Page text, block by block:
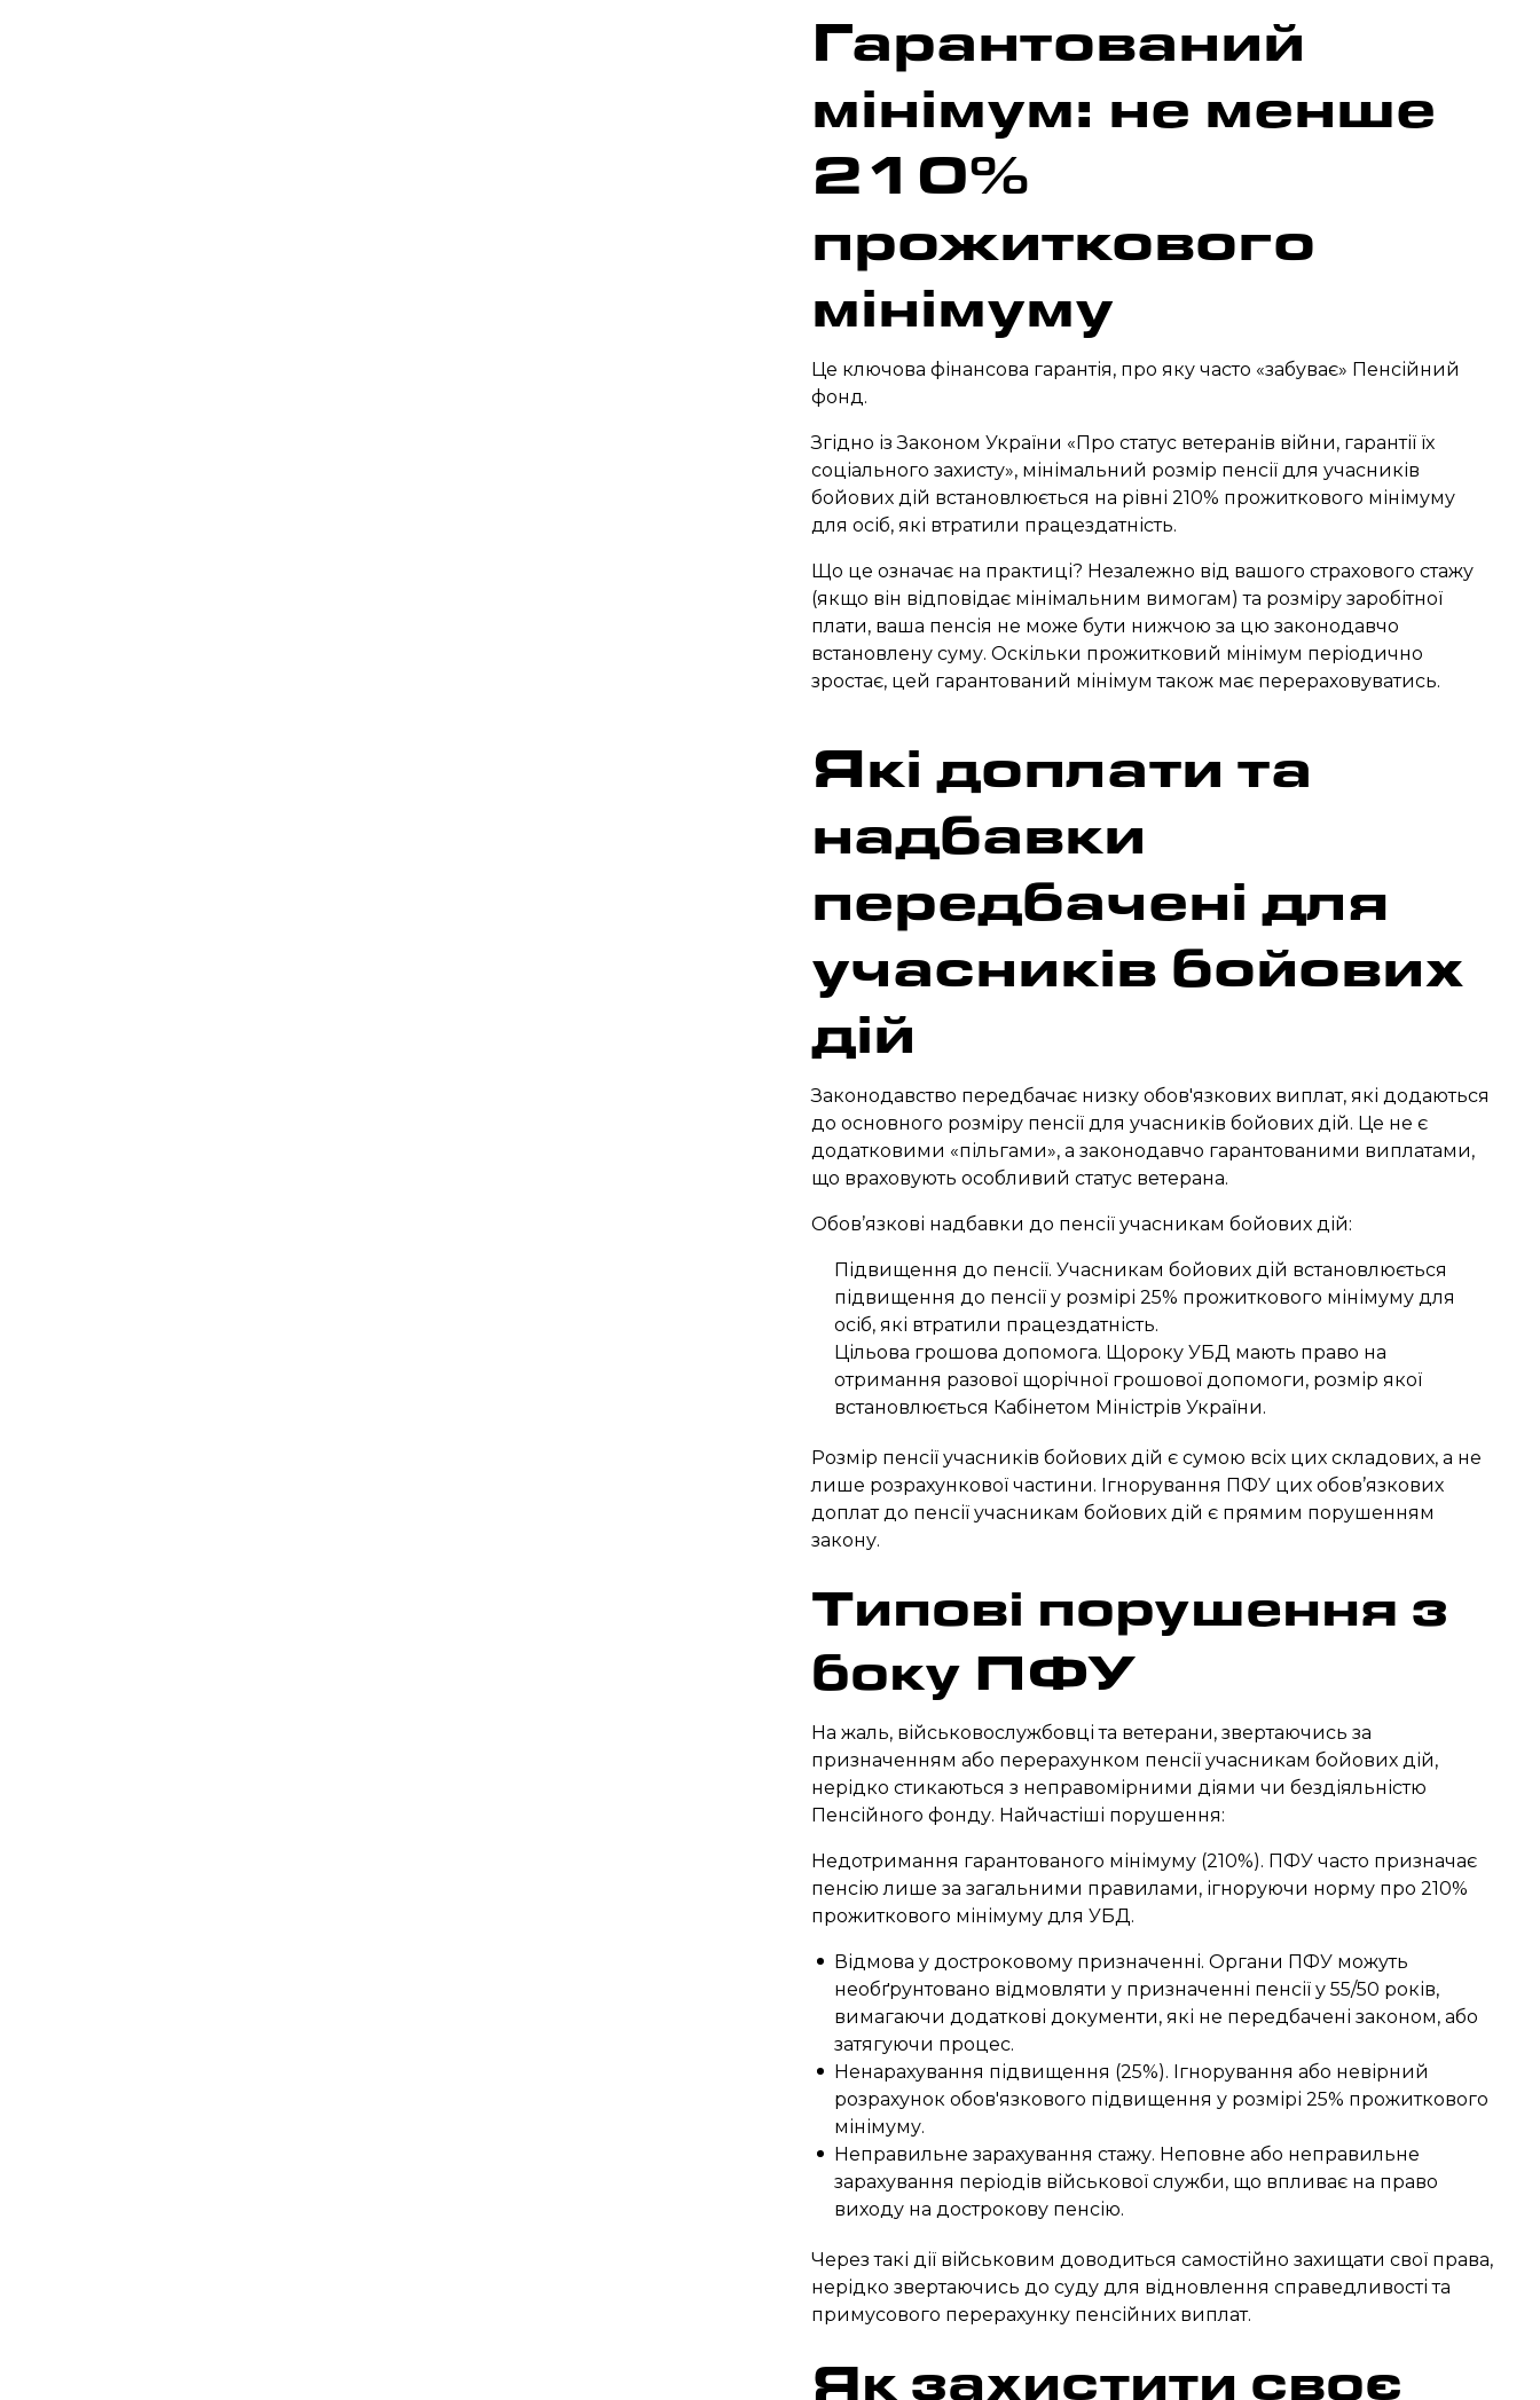
Гарантований
мінімум: не менше
210%
прожиткового
мінімуму
Це ключова фінансова гарантія, про яку часто «забуває» Пенсійний
фонд.
Згідно із Законом України «Про статус ветеранів війни, гарантії їх
соціального захисту», мінімальний розмір пенсії для учасників
бойових дій встановлюється на рівні 210% прожиткового мінімуму
для осіб, які втратили працездатність.
Що це означає на практиці? Незалежно від вашого страхового стажу
(якщо він відповідає мінімальним вимогам) та розміру заробітної
плати, ваша пенсія не може бути нижчою за цю законодавчо
встановлену суму. Оскільки прожитковий мінімум періодично
зростає, цей гарантований мінімум також має перераховуватись.
Які доплати та
надбавки
передбачені для
учасників бойових
дій
Законодавство передбачає низку обов'язкових виплат, які додаються
до основного розміру пенсії для учасників бойових дій. Це не є
додатковими «пільгами», а законодавчо гарантованими виплатами,
що враховують особливий статус ветерана.
Обов’язкові надбавки до пенсії учасникам бойових дій:
Підвищення до пенсії. Учасникам бойових дій встановлюється
підвищення до пенсії у розмірі 25% прожиткового мінімуму для
осіб, які втратили працездатність.
Цільова грошова допомога. Щороку УБД мають право на
отримання разової щорічної грошової допомоги, розмір якої
встановлюється Кабінетом Міністрів України.
Розмір пенсії учасників бойових дій є сумою всіх цих складових, а не
лише розрахункової частини. Ігнорування ПФУ цих обов’язкових
доплат до пенсії учасникам бойових дій є прямим порушенням
закону.
Типові порушення з
боку ПФУ
На жаль, військовослужбовці та ветерани, звертаючись за
призначенням або перерахунком пенсії учасникам бойових дій,
нерідко стикаються з неправомірними діями чи бездіяльністю
Пенсійного фонду. Найчастіші порушення:
Недотримання гарантованого мінімуму (210%). ПФУ часто призначає
пенсію лише за загальними правилами, ігноруючи норму про 210%
прожиткового мінімуму для УБД.
Відмова у достроковому призначенні. Органи ПФУ можуть
необґрунтовано відмовляти у призначенні пенсії у 55/50 років,
вимагаючи додаткові документи, які не передбачені законом, або
затягуючи процес.
Ненарахування підвищення (25%). Ігнорування або невірний
розрахунок обов'язкового підвищення у розмірі 25% прожиткового
мінімуму.
Неправильне зарахування стажу. Неповне або неправильне
зарахування періодів військової служби, що впливає на право
виходу на дострокову пенсію.
Через такі дії військовим доводиться самостійно захищати свої права,
нерідко звертаючись до суду для відновлення справедливості та
примусового перерахунку пенсійних виплат.
Як захистити своє